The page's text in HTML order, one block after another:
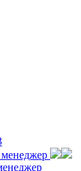
менеджер